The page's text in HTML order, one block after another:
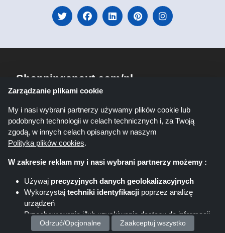
Shoppingspout.com/pl
Livrecupom Shoppingspout AU
Shoppingspout SE
Shoppingspout JP Shoppingspout KR
Zarządzanie plikami cookie
My i nasi wybrani partnerzy używamy plików cookie lub
podobnych technologii w celach technicznych i, za Twoją
zgodą, w innych celach opisanych w naszym
Polityka plików cookies.
W zakresie reklam my i nasi wybrani partnerzy możemy :
Używaj precyzyjnych danych geolokalizacyjnych
Wykorzystaj techniki identyfikacji poprzez analizę
urządzeń
Przechowywanie i/lub uzyskiwanie dostępu do informacji
na urządzeniu
Odrzuć/Opcjonalne Zaakceptuj wszystko